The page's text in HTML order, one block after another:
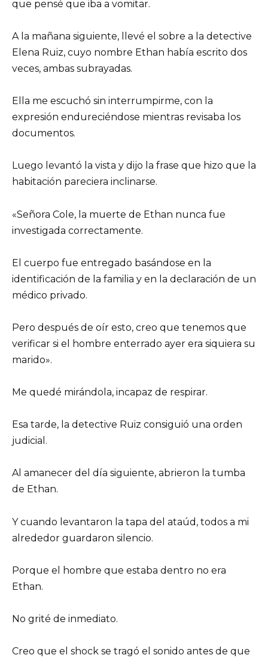
que pensé que iba a vomitar.
A la mañana siguiente, llevé el sobre a la detective
Elena Ruiz, cuyo nombre Ethan había escrito dos
veces, ambas subrayadas.
Ella me escuchó sin interrumpirme, con la
expresión endureciéndose mientras revisaba los
documentos.
Luego levantó la vista y dijo la frase que hizo que la
habitación pareciera inclinarse.
«Señora Cole, la muerte de Ethan nunca fue
investigada correctamente.
El cuerpo fue entregado basándose en la
identificación de la familia y en la declaración de un
médico privado.
Pero después de oír esto, creo que tenemos que
verificar si el hombre enterrado ayer era siquiera su
marido».
Me quedé mirándola, incapaz de respirar.
Esa tarde, la detective Ruiz consiguió una orden
judicial.
Al amanecer del día siguiente, abrieron la tumba
de Ethan.
Y cuando levantaron la tapa del ataúd, todos a mi
alrededor guardaron silencio.
Porque el hombre que estaba dentro no era
Ethan.
No grité de inmediato.
Creo que el shock se tragó el sonido antes de que